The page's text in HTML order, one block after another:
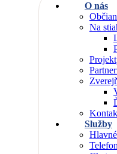
O nás
Na
Služby